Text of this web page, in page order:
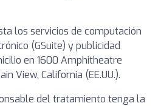
los servicios de computación
(GSuite) y publicidad
en 1600 Amphitheatre
View, California (EE.UU.).
del tratamiento tenga la